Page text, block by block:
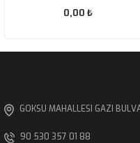
0,00 ₺
GOKSU MAHALLESI GAZI
90 530 357 01 88